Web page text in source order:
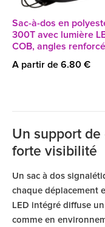
Sac-à-dos en
300T avec lumière
COB, angles
A partir de 6.80 €
Un support
forte visibilité
Un sac à dos
chaque déplacement
LED intégré diffuse
comme en